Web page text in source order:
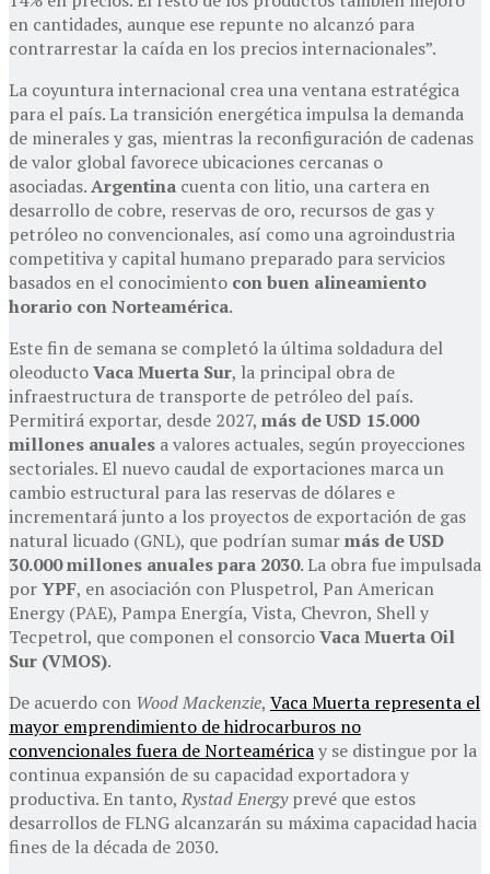
en cantidades, aunque ese repunte no alcanzó para
contrarrestar la caída en los precios internacionales”.
La coyuntura internacional crea una ventana estratégica
para el país. La transición energética impulsa la demanda
de minerales y gas, mientras la reconfiguración de cadenas
de valor global favorece ubicaciones cercanas o
asociadas.Argentina cuenta con litio, una cartera en
desarrollo de cobre, reservas de oro, recursos de gas y
petróleo no convencionales, así como una agroindustria
competitiva y capital humano preparado para servicios
basados en el conocimiento con buen alineamiento
horario con Norteamérica.
Este fin de semana se completó la última soldadura del
oleoductoVaca Muerta Sur, la principal obra de
infraestructura de transporte de petróleo del país.
Permitirá exportar, desde 2027, más de USD 15.000
millones anuales a valores actuales, según proyecciones
sectoriales. El nuevo caudal de exportaciones marca un
cambio estructural para las reservas de dólares e
incrementará junto a los proyectos de exportación de gas
natural licuado (GNL), que podrían sumarmás de USD
30.000 millones anuales para 2030. La obra fue impulsada
porYPF, en asociación con Pluspetrol, Pan American
Energy (PAE), Pampa Energía, Vista, Chevron, Shell y
Tecpetrol, que componen el consorcioVaca Muerta Oil
Sur (VMOS).
De acuerdo con Wood Mackenzie, Vaca Muerta representa el
mayor emprendimiento de hidrocarburos no
convencionales fuera de Norteaméricay se distingue por la
continua expansión de su capacidad exportadora y
productiva. En tanto, Rystad Energyprevé que estos
desarrollos de FLNG alcanzarán su máxima capacidad hacia
fines de la década de 2030.